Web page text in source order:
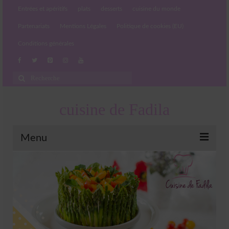
Menu
Entrées et apéritifs
Boissons chaudes et froides
salades